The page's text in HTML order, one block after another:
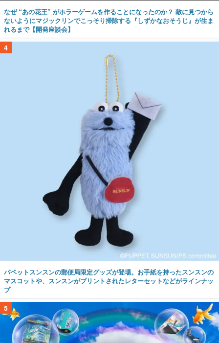
なぜ “あの花王” がホラーゲームを作ることになったのか？ 敵に見つから
ないようにマジックリンでこっそり掃除する『しずかなおそうじ』が生ま
れるまで【開発座談会】
4
パペットスンスンの郵便局限定グッズが登場。お手紙を持ったスンスンの
マスコットや、スンスンがプリントされたレターセットなどがラインナッ
プ
5